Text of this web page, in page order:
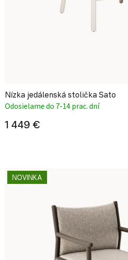
Nízka jedálenská stolička Sato
Odosielame do 7-14 prac. dní
1 449 €
NOVINKA